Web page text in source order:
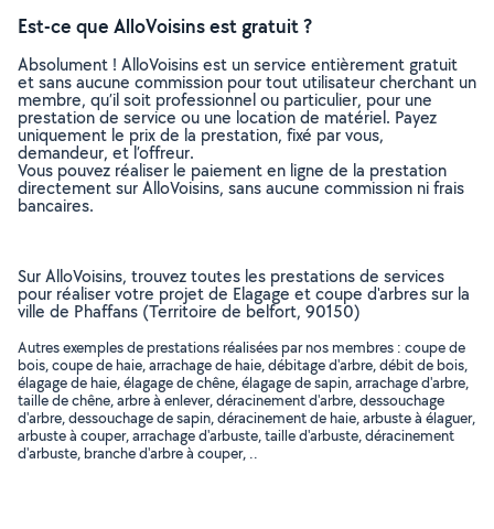
Est-ce que AlloVoisins est gratuit ?
Absolument ! AlloVoisins est un service entièrement gratuit
et sans aucune commission pour tout utilisateur cherchant un
membre, qu’il soit professionnel ou particulier, pour une
prestation de service ou une location de matériel. Payez
uniquement le prix de la prestation, fixé par vous,
demandeur, et l’offreur.
Vous pouvez réaliser le paiement en ligne de la prestation
directement sur AlloVoisins, sans aucune commission ni frais
bancaires.
Sur AlloVoisins, trouvez toutes les prestations de services
pour réaliser votre projet de Elagage et coupe d'arbres sur la
ville de Phaffans (Territoire de belfort, 90150)
Autres exemples de prestations réalisées par nos membres : coupe de
bois, coupe de haie, arrachage de haie, débitage d'arbre, débit de bois,
élagage de haie, élagage de chêne, élagage de sapin, arrachage d'arbre,
taille de chêne, arbre à enlever, déracinement d'arbre, dessouchage
d'arbre, dessouchage de sapin, déracinement de haie, arbuste à élaguer,
arbuste à couper, arrachage d'arbuste, taille d'arbuste, déracinement
d'arbuste, branche d'arbre à couper, ..